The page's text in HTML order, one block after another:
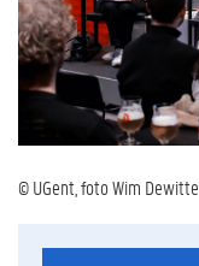
© UGent, foto Wim Dewitte